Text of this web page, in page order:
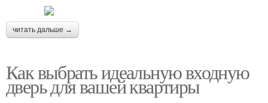
читать дальше →
Как выбрать идеальную входную
дверь для вашей квартиры